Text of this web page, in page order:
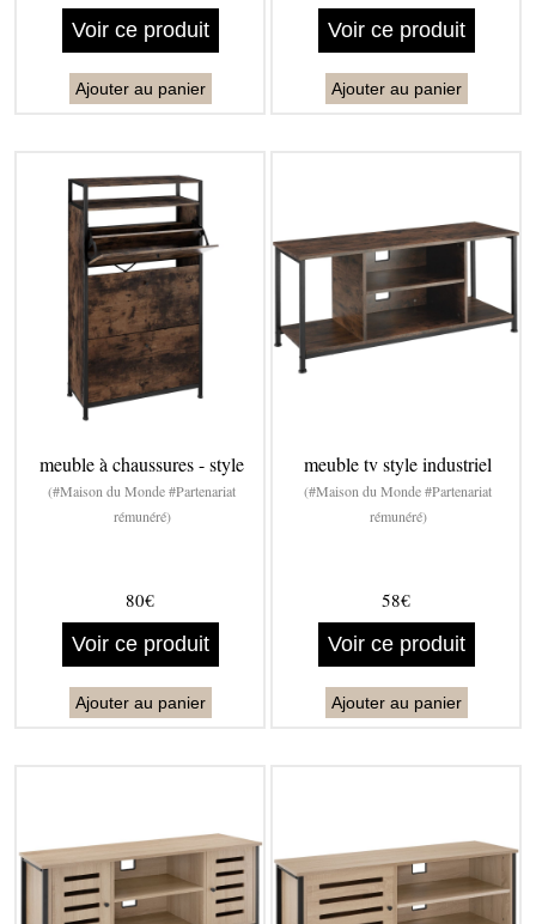
Voir ce produit
Ajouter au panier
Voir ce produit
Ajouter au panier
meuble à chaussures - style
(#Maison du Monde #Partenariat
rémunéré)
80€
Voir ce produit
Ajouter au panier
meuble tv style industriel
(#Maison du Monde #Partenariat
rémunéré)
58€
Voir ce produit
Ajouter au panier